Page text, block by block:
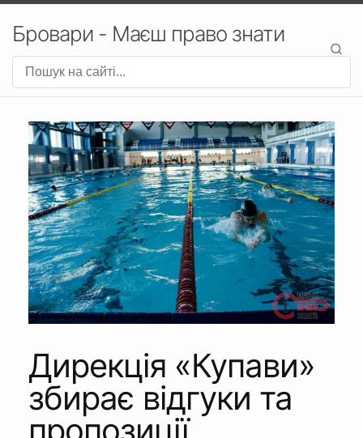
Бровари - Маєш право знати
Дирекція «Купави»
збирає відгуки та